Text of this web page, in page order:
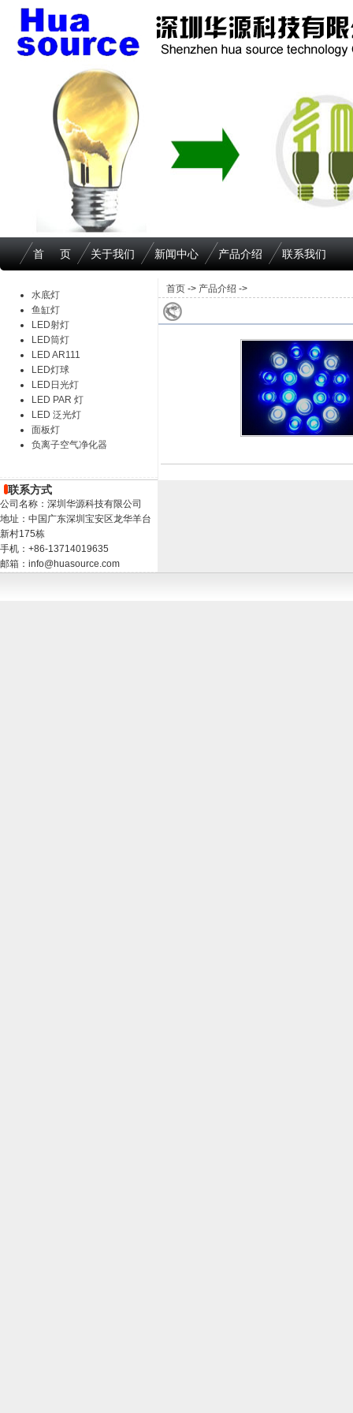
首 页 关于我们 新闻中心 产品介绍 联系我们
水底灯
鱼缸灯
LED射灯
LED筒灯
LED AR111
LED灯球
LED日光灯
LED PAR 灯
LED 泛光灯
面板灯
负离子空气净化器
联系方式
公司名称：深圳华源科技有限公司
地址：中国广东深圳宝安区龙华羊台
新村175栋
手机：+86-13714019635
邮箱：info@huasource.com
首页 -> 产品介绍 ->